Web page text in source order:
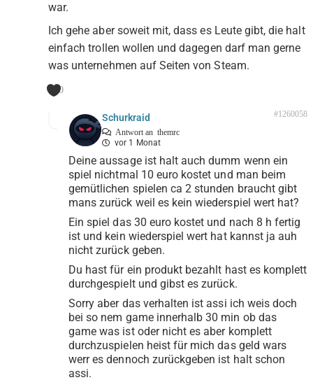
war.
Ich gehe aber soweit mit, dass es Leute gibt, die halt
einfach trollen wollen und dagegen darf man gerne
was unternehmen auf Seiten von Steam.
0
Schurkraid
Antwort an themrc
vor 1 Monat
#1260058
Deine aussage ist halt auch dumm wenn ein
spiel nichtmal 10 euro kostet und man beim
gemütlichen spielen ca 2 stunden braucht gibt
mans zurück weil es kein wiederspiel wert hat?
Ein spiel das 30 euro kostet und nach 8 h fertig
ist und kein wiederspiel wert hat kannst ja auh
nicht zurück geben.
Du hast für ein produkt bezahlt hast es komplett
durchgespielt und gibst es zurück.
Sorry aber das verhalten ist assi ich weis doch
bei so nem game innerhalb 30 min ob das
game was ist oder nicht es aber komplett
durchzuspielen heist für mich das geld wars
werr es dennoch zurückgeben ist halt schon
assi.